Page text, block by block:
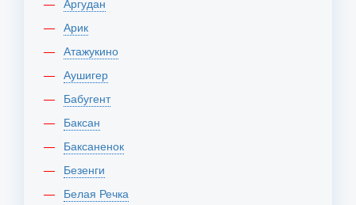
Аргудан
Арик
Атажукино
Аушигер
Бабугент
Баксан
Баксаненок
Безенги
Белая Речка